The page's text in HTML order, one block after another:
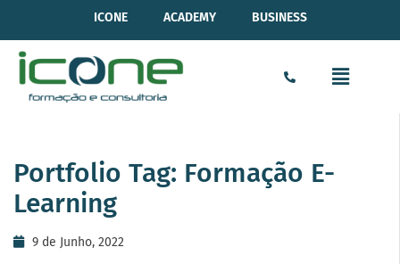
ICONE ACADEMY BUSINESS
Portfolio Tag: Formação E-
Learning
9 de Junho, 2022